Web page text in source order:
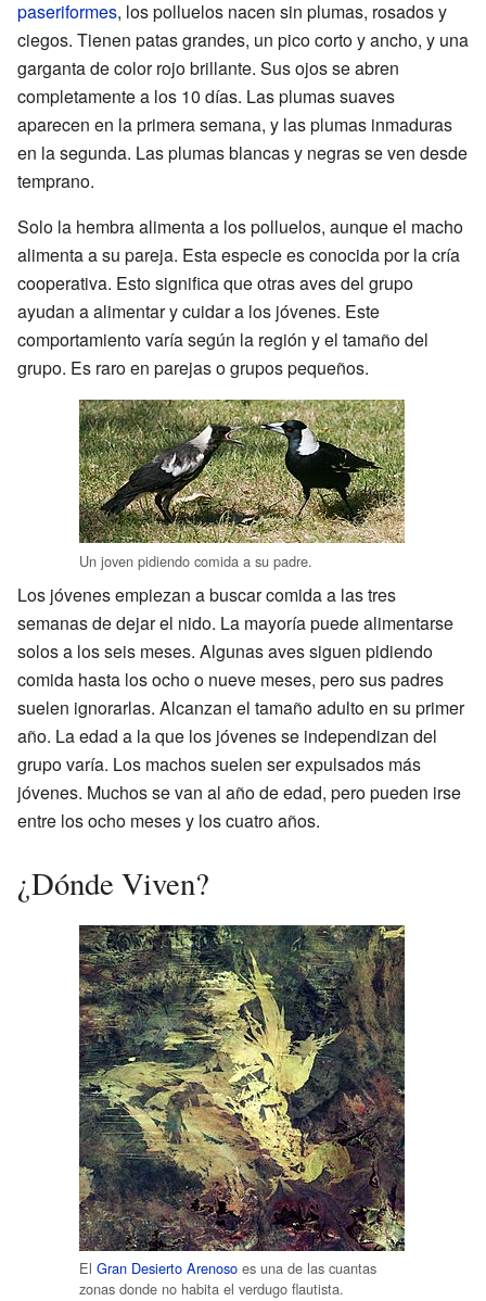
paseriformes, los polluelos nacen sin plumas, rosados y
ciegos. Tienen patas grandes, un pico corto y ancho, y una
garganta de color rojo brillante. Sus ojos se abren
completamente a los 10 días. Las plumas suaves
aparecen en la primera semana, y las plumas inmaduras
en la segunda. Las plumas blancas y negras se ven desde
temprano.
Solo la hembra alimenta a los polluelos, aunque el macho
alimenta a su pareja. Esta especie es conocida por la cría
cooperativa. Esto significa que otras aves del grupo
ayudan a alimentar y cuidar a los jóvenes. Este
comportamiento varía según la región y el tamaño del
grupo. Es raro en parejas o grupos pequeños.
Un joven pidiendo comida a su padre.
Los jóvenes empiezan a buscar comida a las tres
semanas de dejar el nido. La mayoría puede alimentarse
solos a los seis meses. Algunas aves siguen pidiendo
comida hasta los ocho o nueve meses, pero sus padres
suelen ignorarlas. Alcanzan el tamaño adulto en su primer
año. La edad a la que los jóvenes se independizan del
grupo varía. Los machos suelen ser expulsados más
jóvenes. Muchos se van al año de edad, pero pueden irse
entre los ocho meses y los cuatro años.
¿Dónde Viven?
El Gran Desierto Arenoso es una de las cuantas
zonas donde no habita el verdugo flautista.